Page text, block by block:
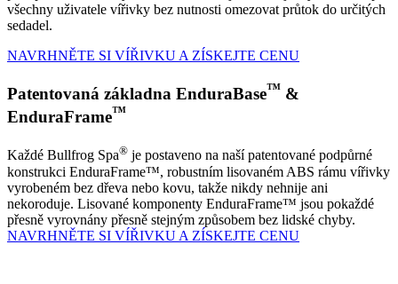
všechny uživatele vířivky bez nutnosti omezovat průtok do určitých
sedadel.
NAVRHNĚTE SI VÍŘIVKU A ZÍSKEJTE CENU
Patentovaná základna EnduraBase™ &
EnduraFrame™
Každé Bullfrog Spa® je postaveno na naší patentované podpůrné
konstrukci EnduraFrame™, robustním lisovaném ABS rámu vířivky
vyrobeném bez dřeva nebo kovu, takže nikdy nehnije ani
nekoroduje. Lisované komponenty EnduraFrame™ jsou pokaždé
přesně vyrovnány přesně stejným způsobem bez lidské chyby.
NAVRHNĚTE SI VÍŘIVKU A ZÍSKEJTE CENU